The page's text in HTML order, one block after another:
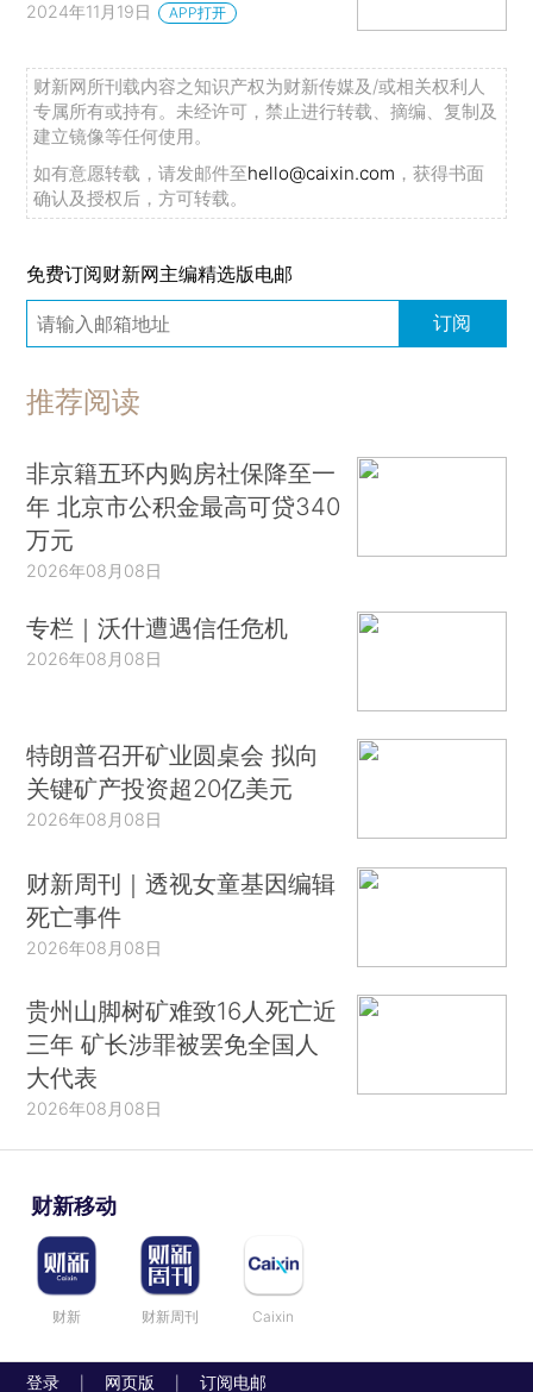
2024年11月19日 APP打开
财新网所刊载内容之知识产权为财新传媒及/或相关权利人
专属所有或持有。未经许可，禁止进行转载、摘编、复制及
建立镜像等任何使用。
如有意愿转载，请发邮件至hello@caixin.com ，获得书面
确认及授权后，方可转载。
免费订阅财新网主编精选版电邮
订阅
推荐阅读
非京籍五环内购房社保降至一
年 北京市公积金最高可贷340
万元
2026年08月08日
专栏｜沃什遭遇信任危机
2026年08月08日
特朗普召开矿业圆桌会 拟向
关键矿产投资超20亿美元
2026年08月08日
财新周刊｜透视女童基因编辑
死亡事件
2026年08月08日
贵州山脚树矿难致16人死亡近
三年 矿长涉罪被罢免全国人
大代表
2026年08月08日
财新移动
财新 财新周刊 Caixin
登录 网页版 订阅电邮